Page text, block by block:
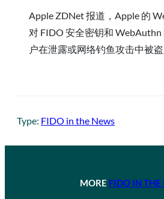
Apple ZDNet 报道，Apple 的
对 FIDO 安全密钥和
户在泄露或网络钓鱼攻击中被盗
Type: FIDO in the News
MORE FIDO IN THE